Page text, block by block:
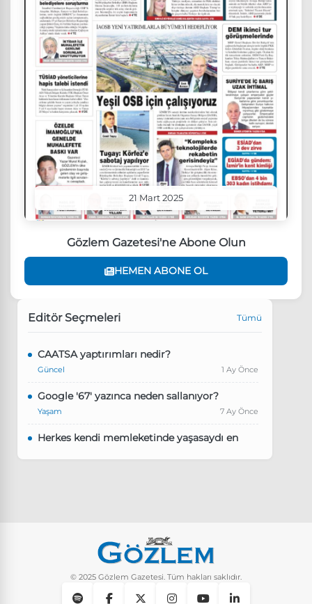
21 Mart 2025
Gözlem Gazetesi'ne Abone Olun
HEMEN ABONE OL
Editör Seçmeleri Tümü
CAATSA yaptırımları nedir?
Güncel 1 Ay Önce
Google '67' yazınca neden sallanıyor?
Yaşam 7 Ay Önce
Herkes kendi memleketinde yaşasaydı en
Instagram’da keşfet nasıl temizlenir?
© 2025 Gözlem Gazetesi. Tüm hakları saklıdır.